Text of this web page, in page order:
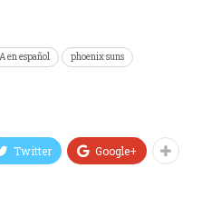
en español
phoenix suns
Twitter Google+